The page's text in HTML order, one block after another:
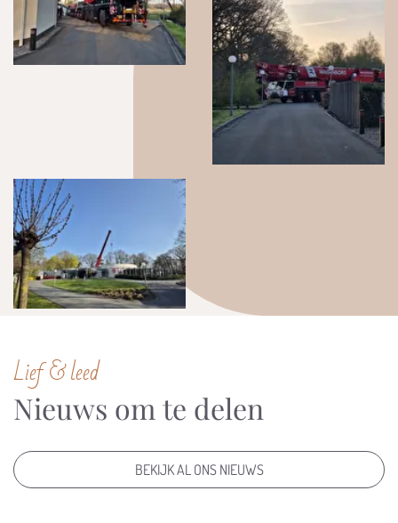
Lief & leed
Nieuws om te delen
BEKIJK AL ONS NIEUWS